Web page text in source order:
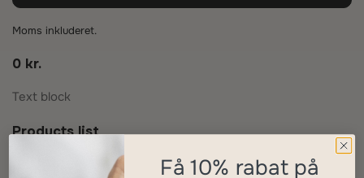
Moms inkluderet.
0 kr.
Text block
Products list
Få 10% rabat på